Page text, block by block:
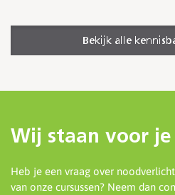
Bekijk alle
Wij staan voor
Heb je een vraag over
van onze cursussen? Neem dan